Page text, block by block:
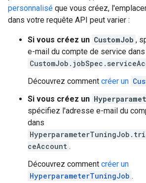
personnalisé que vous créez,
dans votre requête API peut varier :
Si vous créez un CustomJob ,
e-mail du compte de service dans
Découvrez comment créer un
Si vous créez un
spécifiez l'adresse e-mail du
dans
ceAccount .
Découvrez comment créer un
HyperparameterTuningJob .